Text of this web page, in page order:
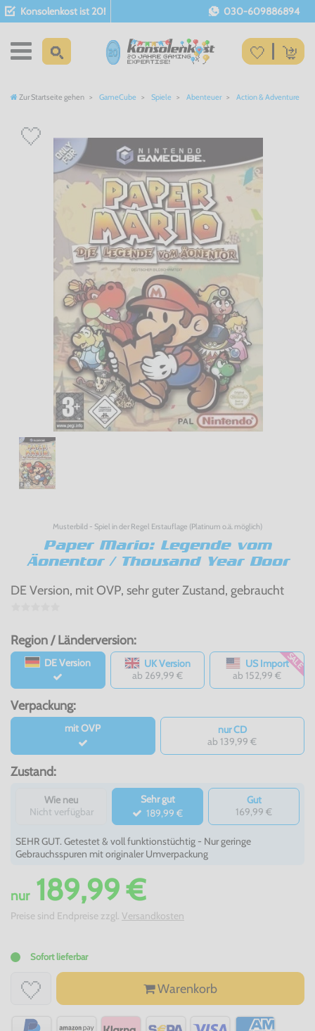
Konsolenkost ist 20! 030-609886894
Zur Startseite gehen GameCube Spiele Abenteuer Action & Adventure
Musterbild - Spiel in der Regel Erstauflage (Platinum o.ä. möglich)
Paper Mario: Legende vom
Äonentor / Thousand Year Door
DE Version, mit OVP, sehr guter Zustand, gebraucht
Region / Länderversion:
DE Version
UK Version
ab 269,99 €
US Import
ab 152,99 €
SALE
Verpackung:
mit OVP
nur CD
ab 139,99 €
Zustand:
Wie neu
Nicht verfügbar
Sehr gut
189,99 €
Gut
169,99 €
SEHR GUT. Getestet & voll funktionstüchtig - Nur geringe
Gebrauchsspuren mit originaler Umverpackung
nur189,99 €
Preise sind Endpreise zzgl. Versandkosten
Sofort lieferbar
Warenkorb